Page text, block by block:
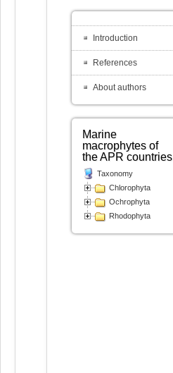
Introduction
References
About authors
Marine
macrophytes of
the APR countries
Taxonomy
Chlorophyta
Ochrophyta
Rhodophyta